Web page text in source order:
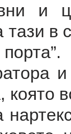
и
тази
която